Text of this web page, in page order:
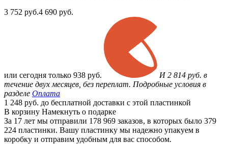
3 752 руб.4 690 руб.
или сегодня только 938 руб.
И 2 814 руб. в
течение двух месяцев, без переплат. Подробные условия в
разделе Оплата
1 248 руб. до бесплатной доставки с этой пластинкой
В корзину Намекнуть о подарке
За 17 лет мы отправили 178 969 заказов, в которых было 379
224 пластинки. Вашу пластинку мы надежно упакуем в
коробку и отправим удобным для вас способом.